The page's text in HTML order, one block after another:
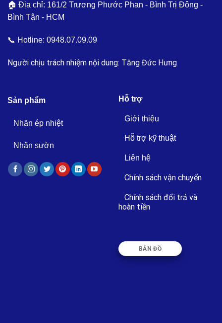
🏠 Địa chỉ: 161/2 Trương Phước Phan - Bình Trị Đông -
Bình Tân - HCM
📞 Hotline: 0948.07.09.09
Người chịu trách nhiệm nội dung: Tăng Đức Hưng
Sản phẩm
Nhãn ép nhiệt
Nhãn sườn
Hỗ trợ
Giới thiệu
Hỗ trợ kỹ thuật
Liên hệ
Chính sách vận chuyển
Chính sách đổi trả và
hoàn tiền
BẢN ĐỒ